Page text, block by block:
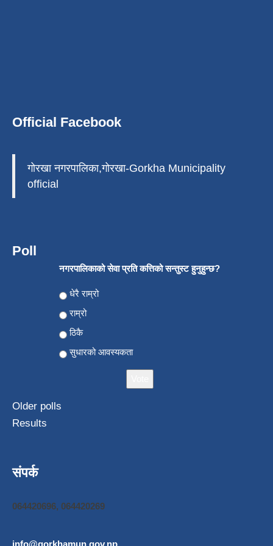
Official Facebook
गोरखा नगरपालिका,गोरखा-Gorkha Municipality
official
Poll
नगरपालिकाको सेवा प्रति कत्तिको सन्तुस्ट हुनुहुन्छ?
Choices
धेरै राम्रो
राम्रो
ठिकै
सुधारको आवस्यकता
Older polls
Results
संपर्क
064420696, 064420269